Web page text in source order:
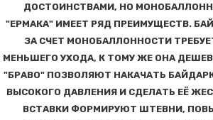
ДОСТОИНСТВАМИ, НО
"ЕРМАКА" ИМЕЕТ РЯД ПРЕИМУЩЕСТВ.
ЗА СЧЕТ МОНОБАЛЛОННОСТИ
МЕНЬШЕГО УХОДА, К ТОМУ ЖЕ ОНА
"БРАВО" ПОЗВОЛЯЮТ НАКАЧАТЬ
ВЫСОКОГО ДАВЛЕНИЯ И СДЕЛАТЬ ЕЁ
ВСТАВКИ ФОРМИРУЮТ ШТЕВНИ,